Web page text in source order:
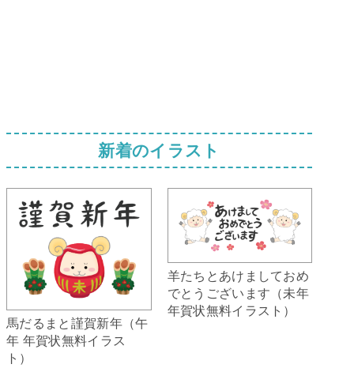
新着のイラスト
馬だるまと謹賀新年（午
年 年賀状無料イラス
ト）
羊たちとあけましておめ
でとうございます（未年
年賀状無料イラスト）